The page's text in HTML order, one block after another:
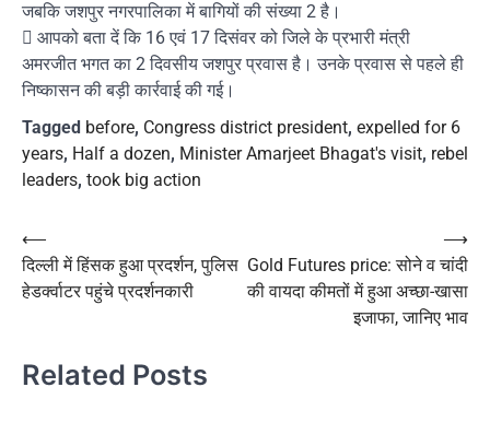
जबकि जशपुर नगरपालिका में बागियों की संख्या 2 है।
 आपको बता दें कि 16 एवं 17 दिसंवर को जिले के प्रभारी मंत्री
अमरजीत भगत का 2 दिवसीय जशपुर प्रवास है। उनके प्रवास से पहले ही
निष्कासन की बड़ी कार्रवाई की गई।
Tagged before, Congress district president, expelled for 6
years, Half a dozen, Minister Amarjeet Bhagat's visit, rebel
leaders, took big action
Post
navigation
⟵
दिल्‍ली में हिंसक हुआ प्रदर्शन, पुलिस
हेडर्क्‍वाटर पहुंचे प्रदर्शनकारी
Gold Futures price: सोने व चांदी
की वायदा कीमतों में हुआ अच्छा-खासा
इजाफा, जानिए भाव
⟶
Related Posts